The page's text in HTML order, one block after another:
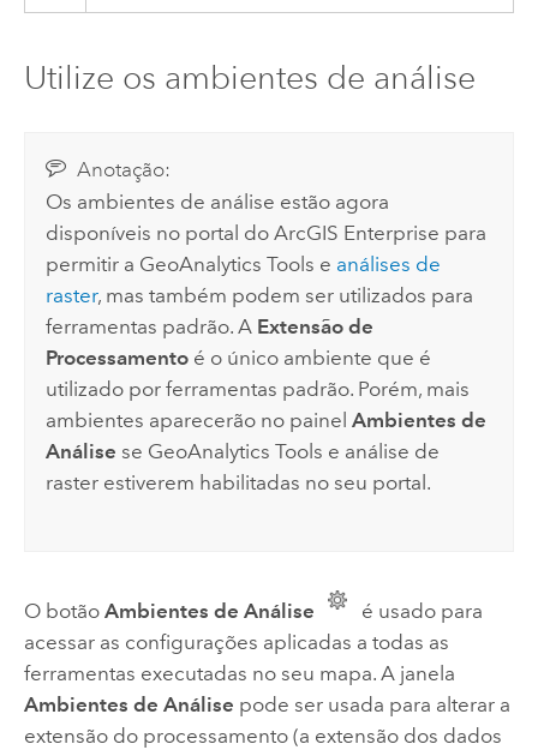
Utilize os ambientes de análise
Anotação:
Os ambientes de análise estão agora
disponíveis no portal doArcGIS Enterprise para
permitir a GeoAnalytics Tools e análises de
raster, mas também podem ser utilizados para
ferramentas padrão. A Extensão de
Processamento é o único ambiente que é
utilizado por ferramentas padrão. Porém, mais
ambientes aparecerão no painelAmbientes de
Análise se GeoAnalytics Tools e análise de
raster estiverem habilitadas no seu portal.
O botão Ambientes de Análise
é usado para
acessar as configurações aplicadas a todas as
ferramentas executadas no seu mapa. A janela
Ambientes de Análise pode ser usada para alterar a
extensão do processamento (a extensão dos dados